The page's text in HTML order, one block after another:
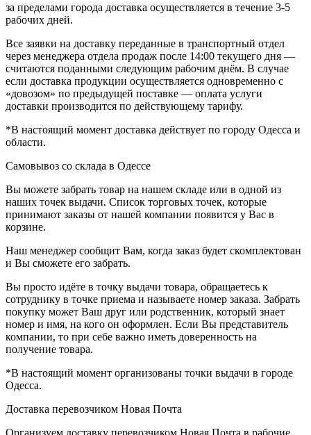
за пределами города доставка осуществляется в течение 3-5
рабочих дней.
Все заявки на доставку переданные в транспортный отдел
через менеджера отдела продаж после 14:00 текущего дня —
считаются поданными следующим рабочим днём. В случае
если доставка продукции осуществляется одновременно с
«довозом» по предыдущей поставке — оплата услуги
доставки производится по действующему тарифу.
*В настоящий момент доставка действует по городу Одесса и
области.
Самовывоз со склада в Одессе
Вы можете забрать товар на нашем складе или в одной из
наших точек выдачи. Список торговых точек, которые
принимают заказы от нашей компании появится у Вас в
корзине.
Наш менеджер сообщит Вам, когда заказ будет скомплектован
и Вы сможете его забрать.
Вы просто идёте в точку выдачи товара, обращаетесь к
сотруднику в точке приема и называете номер заказа. Забрать
покупку может Ваш друг или родственник, который знает
номер и имя, на кого он оформлен. Если Вы представитель
компании, то при себе важно иметь доверенность на
получение товара.
*В настоящий момент организованы точки выдачи в городе
Одесса.
Доставка перевозчиком Новая Почта
Организуем доставку перевозчиком Новая Почта в рабочие